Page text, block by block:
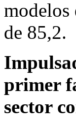
modelos
de 85,2.
primer
sector